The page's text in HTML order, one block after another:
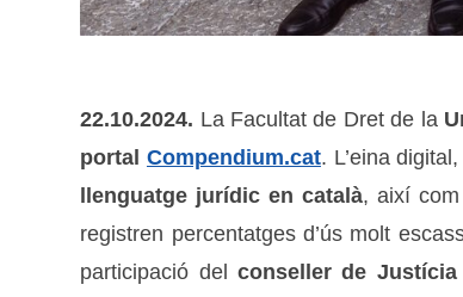
22.10.2024. La Facultat de Dret de la
portal Compendium.cat. L’eina
llenguatge jurídic en català, així com
registren percentatges d’ús molt
participació delconseller de